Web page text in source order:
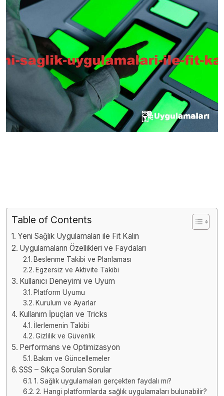
Table of Contents
Yeni Sağlık Uygulamaları ile Fit Kalın
Uygulamaların Özellikleri ve Faydaları
Beslenme Takibi ve Planlaması
Egzersiz ve Aktivite Takibi
Kullanıcı Deneyimi ve Uyum
Platform Uyumu
Kurulum ve Ayarlar
Kullanım İpuçları ve Tricks
İlerlemenin Takibi
Gizlilik ve Güvenlik
Performans ve Optimizasyon
Bakım ve Güncellemeler
SSS – Sıkça Sorulan Sorular
1. Sağlık uygulamaları gerçekten faydalı mı?
2. Hangi platformlarda sağlık uygulamaları bulunabilir?